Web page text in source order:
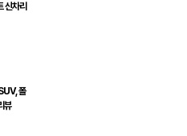
신차리
폴
뷰